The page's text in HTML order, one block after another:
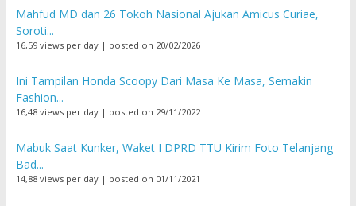
Mahfud MD dan 26 Tokoh Nasional Ajukan Amicus Curiae,
Soroti...
16,59 views per day| posted on 20/02/2026
Ini Tampilan Honda Scoopy Dari Masa Ke Masa, Semakin
Fashion...
16,48 views per day| posted on 29/11/2022
Mabuk Saat Kunker, Waket I DPRD TTU Kirim Foto Telanjang
Bad...
14,88 views per day| posted on 01/11/2021